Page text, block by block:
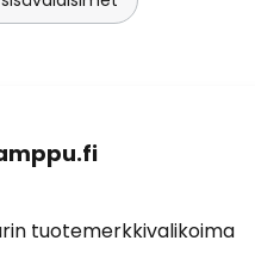
tuotemerkkivalikoima